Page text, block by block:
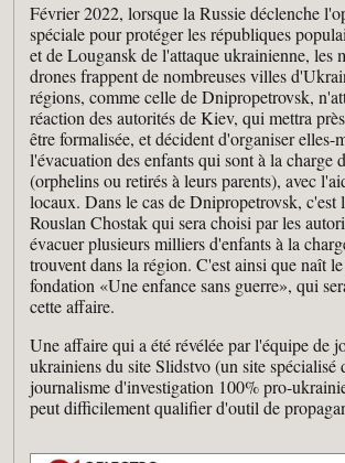
Février 2022, lorsque la Russie déclenche
spéciale pour protéger les républiques
et de Lougansk de l'attaque ukrainienne, les
drones frappent de nombreuses villes
régions, comme celle de Dnipropetrovsk,
réaction des autorités de Kiev, qui mettra
être formalisée, et décident d'organiser elles-
l'évacuation des enfants qui sont à la charge
(orphelins ou retirés à leurs parents), avec
locaux. Dans le cas de Dnipropetrovsk,
Rouslan Chostak qui sera choisi par les
évacuer plusieurs milliers d'enfants à la
trouvent dans la région. C'est ainsi que naît
fondation «Une enfance sans guerre», qui
cette affaire.
Une affaire qui a été révélée par l'équipe de
ukrainiens du site Slidstvo (un site spécialisé
journalisme d'investigation 100% pro-
peut difficilement qualifier d'outil de